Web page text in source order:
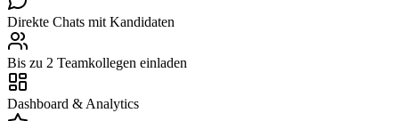
Direkte Chats mit Kandidaten
Bis zu 2 Teamkollegen einladen
Dashboard & Analytics